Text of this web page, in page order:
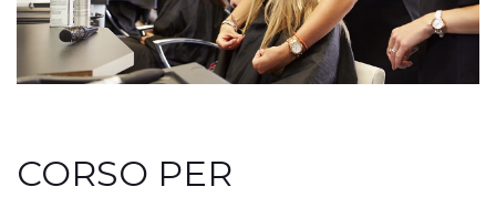
CORSO PER